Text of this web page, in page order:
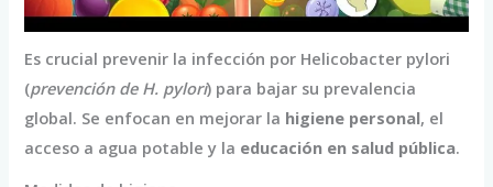
Es crucial prevenir la infección por Helicobacter pylori
(prevención de H. pylori) para bajar su prevalencia
global. Se enfocan en mejorar la higiene personal, el
acceso a agua potable y la educación en salud pública.